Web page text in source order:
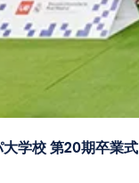
学校 第20期卒業式